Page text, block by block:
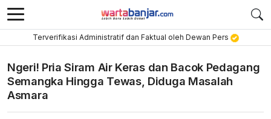
Terverifikasi Administratif dan Faktual oleh Dewan Pers
Ngeri! Pria Siram Air Keras dan Bacok Pedagang
Semangka Hingga Tewas, Diduga Masalah
Asmara